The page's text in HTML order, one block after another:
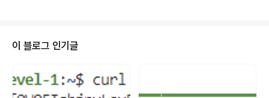
이 블로그 인기글